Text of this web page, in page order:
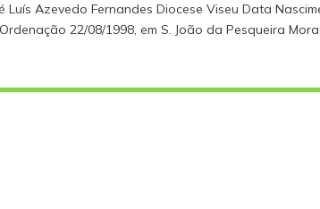
2024
22/08/1998, em S. João da Pesqueira